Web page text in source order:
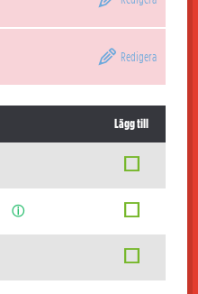
Redigera
Lägg till
ⓘ